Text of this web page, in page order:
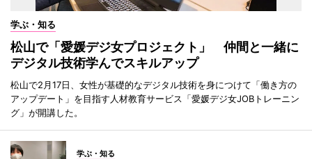
学ぶ・知る
松山で「愛媛デジ女プロジェクト」 仲間と一緒に
デジタル技術学んでスキルアップ
松山で2月17日、女性が基礎的なデジタル技術を身につけて「働き方の
アップデート」を目指す人材教育サービス「愛媛デジ女JOBトレーニン
グ」が開講した。
学ぶ・知る